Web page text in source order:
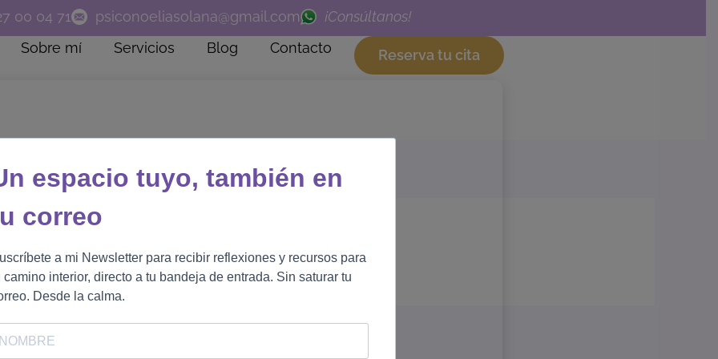
00 04 71 psiconoeliasolana@gmail.com
¡Consúltanos!
Sobre mí Servicios Blog Contacto Reserva tu cita
padres en Badajoz
espacio tuyo, también en
correo
a mi Newsletter para recibir reflexiones y recursos para
camino interior, directo a tu bandeja de entrada. Sin saturar tu
Desde la calma.